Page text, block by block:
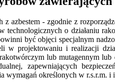
z azbestem - zgodnie z
technologicznych o działaniu
być objęci specjalnym
w projektowaniu i realizacji
lub mutagennym
zapewniających
wymagań określonych w r.s.r.m.